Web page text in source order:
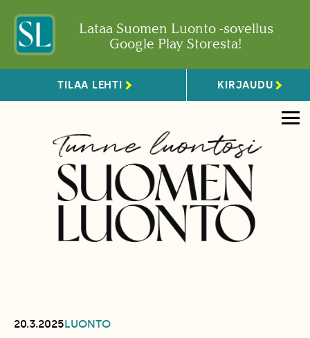
Lataa Suomen Luonto -sovellus
Google Play Storesta!
TILAA LEHTI KIRJAUDU
20.3.2025LUONTO